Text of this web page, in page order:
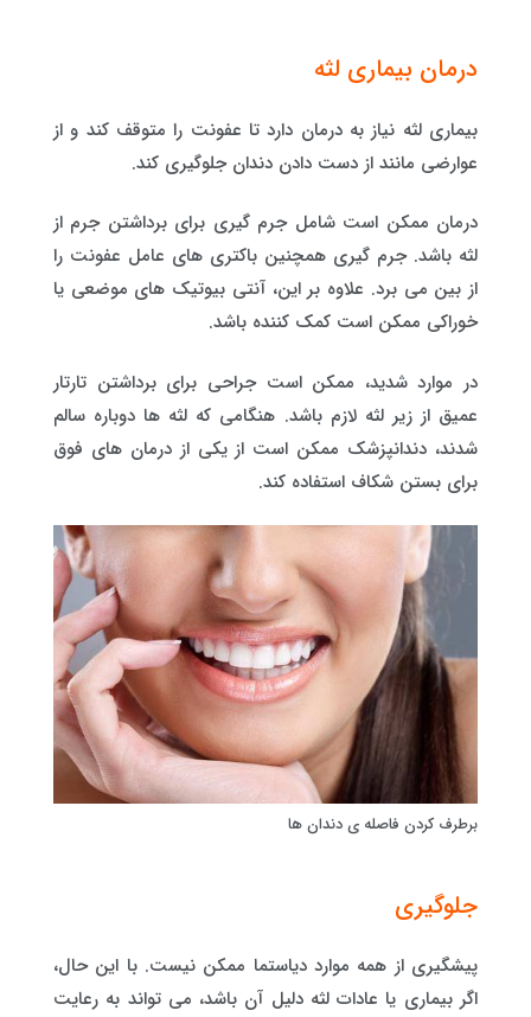
درمان بیماری لثه
بیماری لثه نیاز به درمان دارد تا عفونت را متوقف کند و از
عوارضی مانند از دست دادن دندان جلوگیری کند.
درمان ممکن است شامل جرم گیری برای برداشتن جرم از
لثه باشد. جرم گیری همچنین باکتری های عامل عفونت را
از بین می برد. علاوه بر این، آنتی بیوتیک های موضعی یا
خوراکی ممکن است کمک کننده باشد.
در موارد شدید، ممکن است جراحی برای برداشتن تارتار
عمیق از زیر لثه لازم باشد. هنگامی که لثه ها دوباره سالم
شدند، دندانپزشک ممکن است از یکی از درمان های فوق
برای بستن شکاف استفاده کند.
برطرف کردن فاصله ی دندان ها
جلوگیری
پیشگیری از همه موارد دیاستما ممکن نیست. با این حال،
اگر بیماری یا عادات لثه دلیل آن باشد، می تواند به رعایت